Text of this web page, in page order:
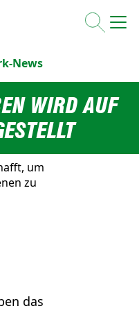
News
WIRD AUF
um
zu
das